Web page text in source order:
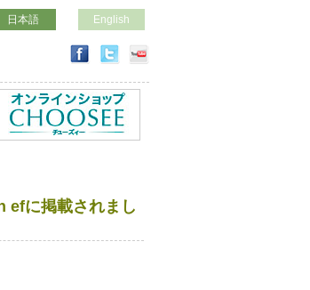
日本語 English
efに掲載されまし